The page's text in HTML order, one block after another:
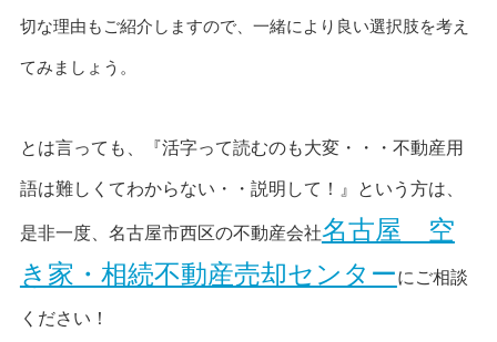
切な理由もご紹介しますので、一緒により良い選択肢を考え
てみましょう。
とは言っても、『活字って読むのも大変・・・不動産用
語は難しくてわからない・・説明して！』という方は、
是非一度、 名古屋市西区の不動産会社名古屋 空
き家・相続不動産売却センターにご相談
ください！